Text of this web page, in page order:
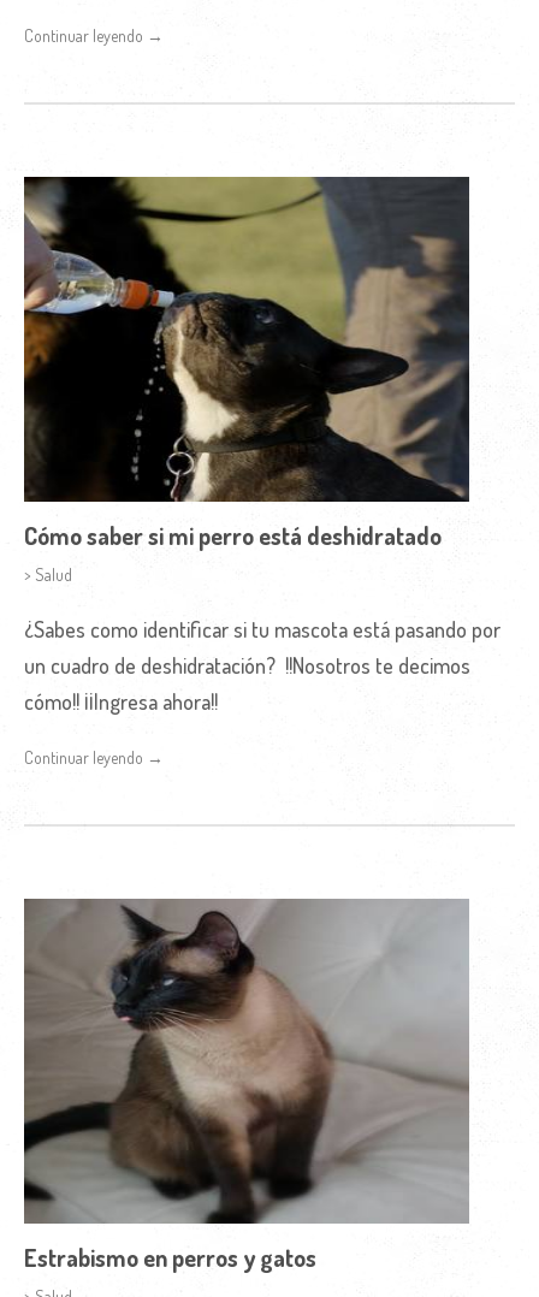
Continuar leyendo →
Cómo saber si mi perro está deshidratado
> Salud
¿Sabes como identificar si tu mascota está pasando por
un cuadro de deshidratación? !!Nosotros te decimos
cómo!! ¡¡Ingresa ahora!!
Continuar leyendo →
Estrabismo en perros y gatos